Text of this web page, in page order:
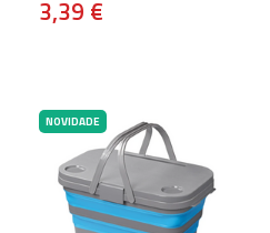
3,39 €
NOVIDADE